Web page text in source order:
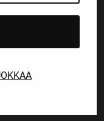
maksutavat